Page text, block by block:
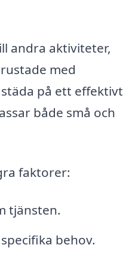
andra aktiviteter,
med
på ett effektivt
både små och
faktorer:
tjänsten.
behov.